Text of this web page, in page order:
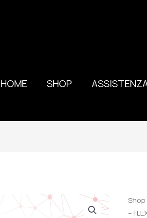
HOME SHOP
Shop
–
100%